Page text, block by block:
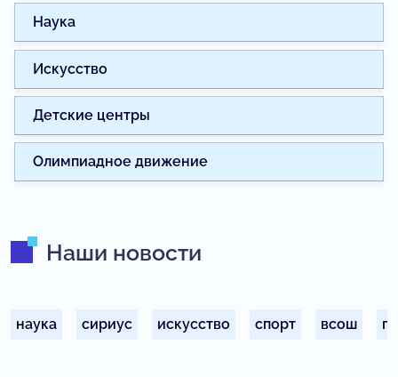
Наука
Искусство
Детские центры
Олимпиадное движение
Наши новости
наука сириус искусство спорт всош